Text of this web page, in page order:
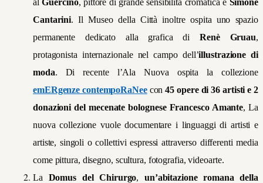
Cantarini. Il Museo della Città inoltre ospita uno spazio
permanente dedicato alla grafica diRenè Gruau,
protagonista internazionale nel campo dell’illustrazione di
moda. Di recente l’Ala Nuova ospita la collezione
emERgenze contempoRaNeecon45 opere di 36 artisti e 2
donazioni del mecenate bolognese Francesco Amante, La
nuova collezione vuole documentare i linguaggi di artisti e
artiste, singoli o collettivi espressi attraverso differenti media
come pittura, disegno, scultura, fotografia, videoarte.
La Domus del Chirurgo, un’abitazione romana della